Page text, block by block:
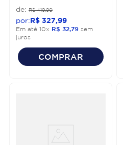
R$ 419,90
R$ 327,99
Em até 10x R$ 32,79 sem
juros
COMPRAR